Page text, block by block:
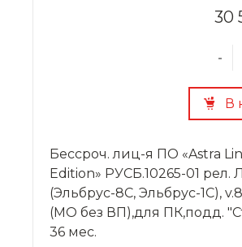
30
-
В
Бессроч. лиц-я ПО «Astra
Edition» РУСБ.10265-01 рел.
(Эльбрус-8С, Эльбрус-1С),
(МО без ВП),для ПК,подд.
36 мес.